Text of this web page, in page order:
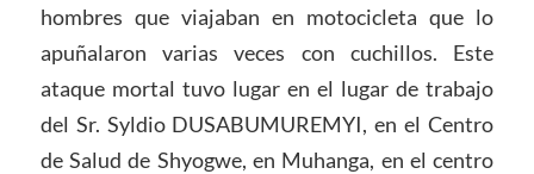
hombres que viajaban en motocicleta que lo
apuñalaron varias veces con cuchillos. Este
ataque mortal tuvo lugar en el lugar de trabajo
del Sr. Syldio DUSABUMUREMYI, en el Centro
de Salud de Shyogwe, en Muhanga, en el centro